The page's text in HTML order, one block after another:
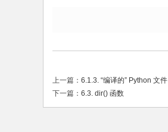
上一篇： 6.1.3. “编译的” Python 文件
下一篇： 6.3. dir() 函数